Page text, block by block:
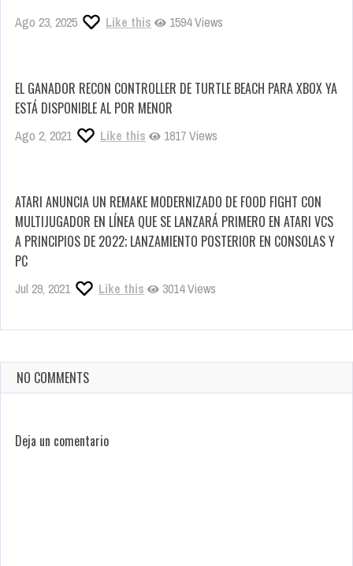
Ago 23, 2025 Like this 1594 Views
EL GANADOR RECON CONTROLLER DE TURTLE BEACH PARA XBOX YA
ESTÁ DISPONIBLE AL POR MENOR
Ago 2, 2021 Like this 1817 Views
ATARI ANUNCIA UN REMAKE MODERNIZADO DE FOOD FIGHT CON
MULTIJUGADOR EN LÍNEA QUE SE LANZARÁ PRIMERO EN ATARI VCS
A PRINCIPIOS DE 2022; LANZAMIENTO POSTERIOR EN CONSOLAS Y
PC
Jul 29, 2021 Like this 3014 Views
NO COMMENTS
Deja un comentario